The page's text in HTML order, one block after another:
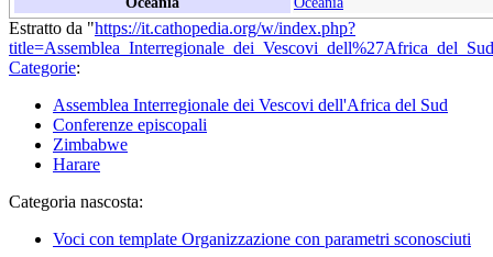
Estratto da "https://it.cathopedia.org/w/index.php?
Categorie:
Assemblea Interregionale dei Vescovi dell'Africa del Sud
Conferenze episcopali
Zimbabwe
Harare
Categoria nascosta:
Voci con template Organizzazione con parametri sconosciuti